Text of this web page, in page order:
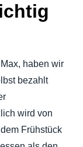
haben wir
bezahlt
wird von
Frühstück